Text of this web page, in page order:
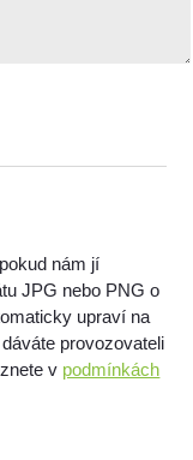
nám jí
JPG nebo PNG o
upraví na
provozovateli
v podmínkách